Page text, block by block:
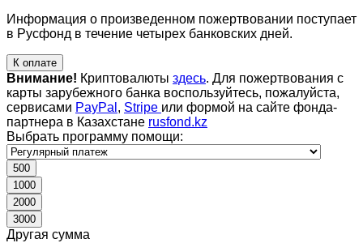
Информация о произведенном пожертвовании поступает
в Русфонд в течение четырех банковских дней.
К оплате
Внимание! Криптовалюты здесь. Для пожертвования с
карты зарубежного банка воспользуйтесь, пожалуйста,
сервисами PayPal , Stripe или формой на сайте фонда-
партнера в Казахстане rusfond.kz
Выбрать программу помощи:
500
1000
2000
3000
Другая сумма